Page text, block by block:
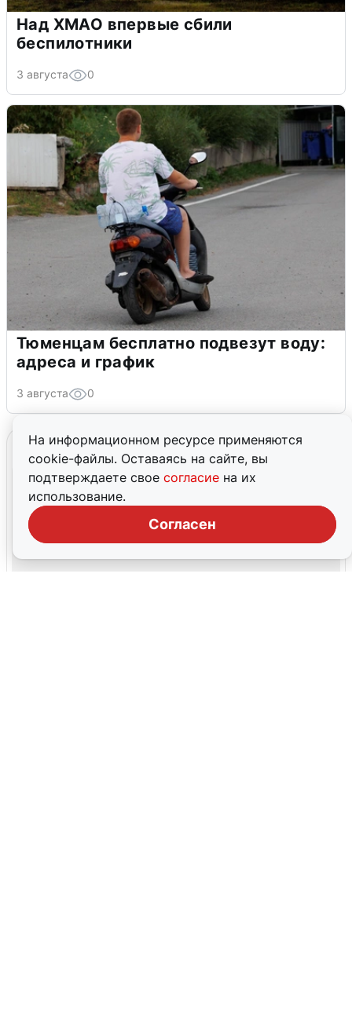
На информационном ресурсе применяются
cookie-файлы. Оставаясь на сайте, вы
подтверждаете свое согласие на их
использование.
Согласен
Над ХМАО впервые сбили
беспилотники
3 августа 0
Тюменцам бесплатно подвезут воду:
адреса и график
3 августа 0